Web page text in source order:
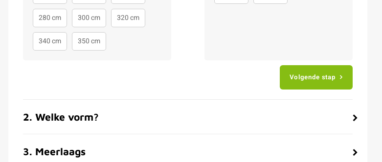
280 cm 300 cm 320 cm
340 cm 350 cm
Volgende stap
2. Welke vorm?
3. Meerlaags